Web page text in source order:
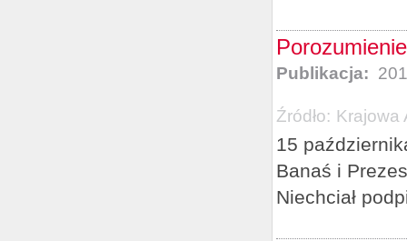
Publikacja:
Źródło: Krajowa
15
Banaś i
Niechciał